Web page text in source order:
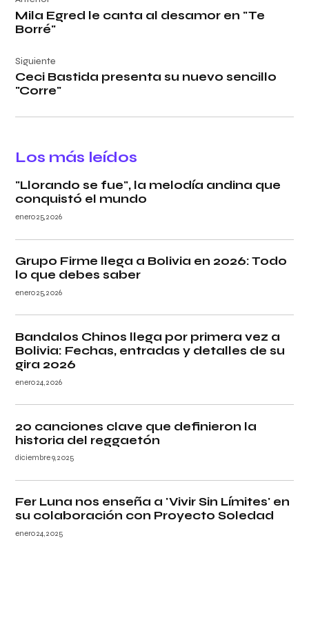
de
entradas
Mila Egred le canta al desamor en "Te
Borré"
Siguiente
Ceci Bastida presenta su nuevo sencillo
"Corre"
Los más leídos
"Llorando se fue", la melodía andina que
conquistó el mundo
enero 25, 2026
Grupo Firme llega a Bolivia en 2026: Todo
lo que debes saber
enero 25, 2026
Bandalos Chinos llega por primera vez a
Bolivia: Fechas, entradas y detalles de su
gira 2026
enero 24, 2026
20 canciones clave que definieron la
historia del reggaetón
diciembre 9, 2025
Fer Luna nos enseña a 'Vivir Sin Límites' en
su colaboración con Proyecto Soledad
enero 24, 2025